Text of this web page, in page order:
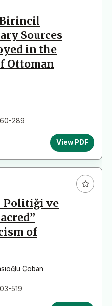
Sources
in the
Ottoman
289
View PDF
Politiği ve
of
Çoban
519